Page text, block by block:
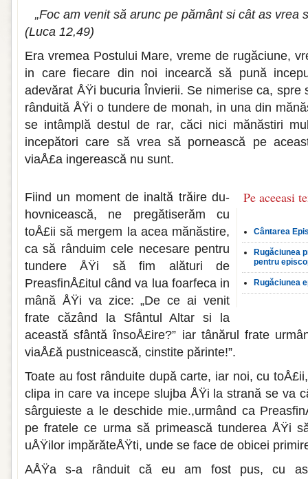
„Foc am venit să arunc pe pământ si cât as vrea
(Luca 12,49)
Era vremea Postului Mare, vreme de rugăciune,
in care fiecare din noi incearcă să pună
adevărat ÅŸi bucuria Învierii. Se nimerise ca, spre
rânduită ÅŸi o tundere de monah, in una din
se intâmplă destul de rar, căci nici mănăstiri
incepători care să vrea să pornească pe
viaÅ£a ingerească nu sunt.
Pe aceeasi
Cântarea
Rugăciunea
pentru
Rugăciunea
Fiind un moment de inaltă trăire du­
hovnicească, ne pregătiserăm cu
toÅ£ii să mer­gem la acea mănăstire,
ca să rânduim cele necesare pentru
tundere ÅŸi să fim alături de
PreasfinÅ£itul când va lua foarfeca in
mână ÅŸi va zice: „De ce ai venit
frate căzând la Sfântul Altar si la
această sfântă însoÅ£ire?” iar tânărul frate
viaÅ£ă pust­nicească, cinstite părinte!”.
Toate au fost rânduite după carte, iar noi, cu
clipa in care va incepe slujba ÅŸi la strană se va
sârguieste a le deschide mie.,urmând ca
pe fratele ce urma să primească tun­derea ÅŸi
uÅŸilor impărăteÅŸti, unde se face de obicei
AÅŸa s-a rânduit că eu am fost pus, cu